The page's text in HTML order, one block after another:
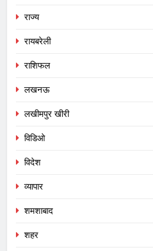
राज्य
रायबरेली
राशिफल
लखनऊ
लखीमपुर खीरी
विडिओ
विदेश
व्यापार
शमशाबाद
शहर